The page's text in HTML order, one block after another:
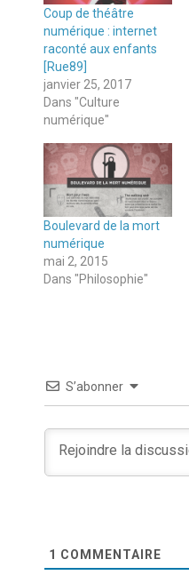
Coup de théâtre
numérique : internet
raconté aux enfants
[Rue89]
janvier 25, 2017
Dans "Culture
numérique"
Boulevard de la mort
numérique
mai 2, 2015
Dans "Philosophie"
S’abonner
1 COMMENTAIRE